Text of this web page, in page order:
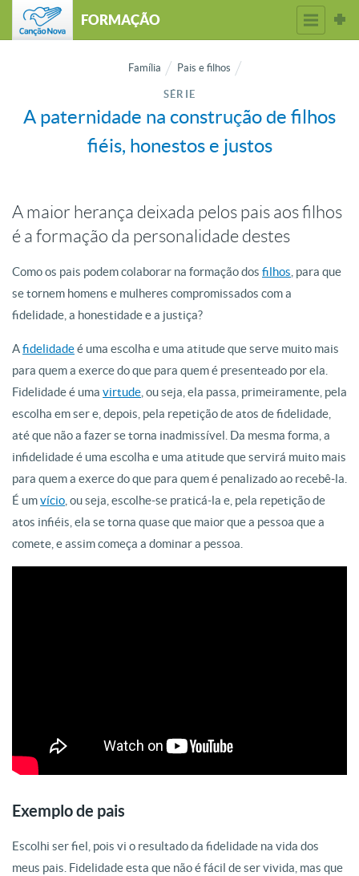
FORMAÇÃO
Família Pais e filhos
SÉRIE
A paternidade na construção de filhos
fiéis, honestos e justos
A maior herança deixada pelos pais aos filhos
é a formação da personalidade destes
Como os pais podem colaborar na formação dos filhos , para que
se tornem homens e mulheres compromissados com a
fidelidade, a honestidade e a justiça?
Afidelidadeé uma escolha e uma atitude que serve muito mais
para quem a exerce do que para quem é presenteado por ela.
Fidelidade é uma virtude , ou seja, ela passa, primeiramente, pela
escolha em ser e, depois, pela repetição de atos de fidelidade,
até que não a fazer se torna inadmissível. Da mesma forma, a
infidelidade é uma escolha e uma atitude que servirá muito mais
para quem a exerce do que para quem é penalizado ao recebê-la.
É umvício , ou seja, escolhe-se praticá-la e, pela repetição de
atos infiéis, ela se torna quase que maior que a pessoa que a
comete, e assim começa a dominar a pessoa.
Exemplo de pais
Escolhi ser fiel, pois vi o resultado da fidelidade na vida dos
meus pais. Fidelidade esta que não é fácil de ser vivida, mas que